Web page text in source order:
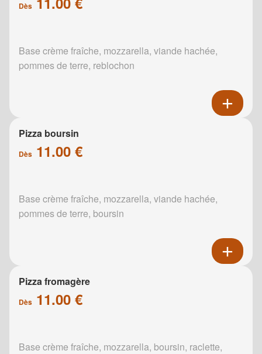
Dès
Base crème fraîche, mozzarella, viande hachée,
pommes de terre, reblochon
Pizza boursin
Dès 11.00 €
Base crème fraîche, mozzarella, viande hachée,
pommes de terre, boursin
Pizza fromagère
Dès 11.00 €
Base crème fraîche, mozzarella, boursin, raclette,